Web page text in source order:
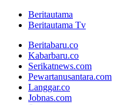
Beritautama
Beritautama Tv
Beritabaru.co
Kabarbaru.co
Serikatnews.com
Pewartanusantara.com
Langgar.co
Jobnas.com